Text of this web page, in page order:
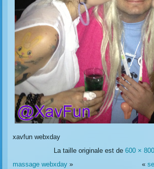
xavfun webxday
La taille originale est de 600 × 800
massage webxday » «